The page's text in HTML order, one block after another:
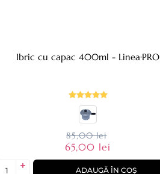
Ibric cu capac 400ml - Linea·PRO
85,00 lei
65,00 lei
ADAUGĂ ÎN COȘ